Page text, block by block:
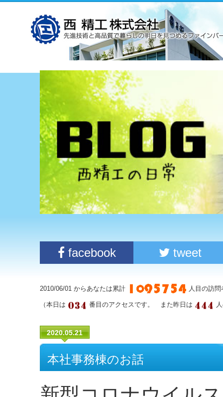
facebook tweet
2010/06/01 からあなたは累計 人目の訪
（本日は 番目のアクセスです。 また昨日は
2020.05.21
本社事務棟のお話